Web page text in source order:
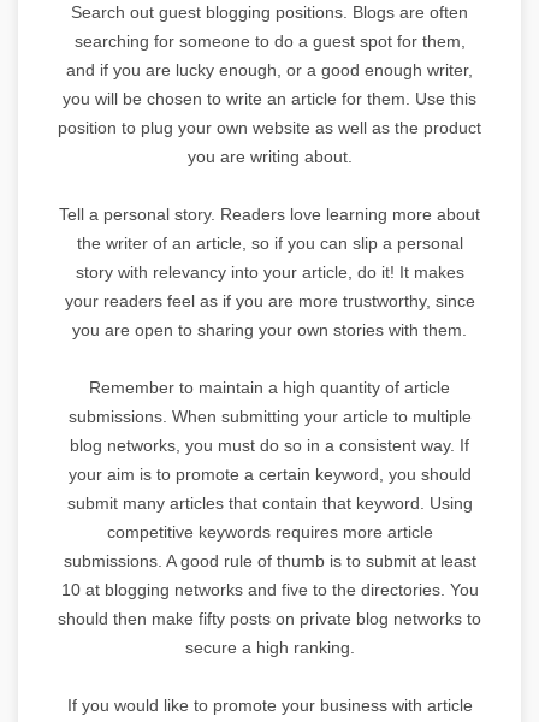
Search out guest blogging positions. Blogs are often
searching for someone to do a guest spot for them,
and if you are lucky enough, or a good enough writer,
you will be chosen to write an article for them. Use this
position to plug your own website as well as the product
you are writing about.
Tell a personal story. Readers love learning more about
the writer of an article, so if you can slip a personal
story with relevancy into your article, do it! It makes
your readers feel as if you are more trustworthy, since
you are open to sharing your own stories with them.
Remember to maintain a high quantity of article
submissions. When submitting your article to multiple
blog networks, you must do so in a consistent way. If
your aim is to promote a certain keyword, you should
submit many articles that contain that keyword. Using
competitive keywords requires more article
submissions. A good rule of thumb is to submit at least
10 at blogging networks and five to the directories. You
should then make fifty posts on private blog networks to
secure a high ranking.
If you would like to promote your business with article